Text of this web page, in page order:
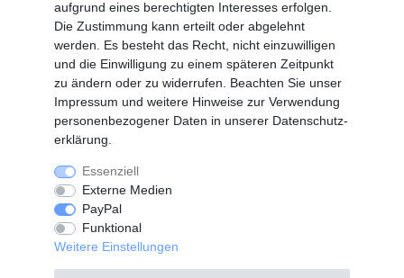
SERVICE
Info Material als PDF
Versand
Rückrufe
Galerie
Widerrufs­recht
Impressum
aufgrund eines berechtigten Interesses erfolgen.
Die Zustimmung kann erteilt oder abgelehnt
werden. Es besteht das Recht, nicht einzuwilligen
und die Einwilligung zu einem späteren Zeitpunkt
zu ändern oder zu widerrufen. Beachten Sie unser
Impressum und weitere Hinweise zur Verwendung
personenbezogener Daten in unserer Daten­schutz­
erklärung
Essenziell
Externe Medien
PayPal
Funktional
Weitere Einstellungen